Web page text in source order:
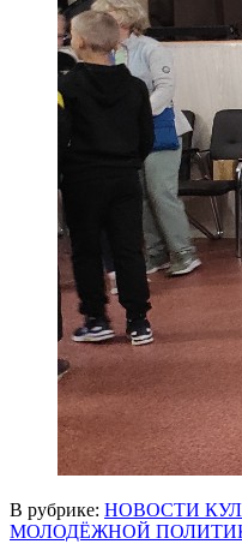
В рубрике: НОВОСТИ
МОЛОДЁЖНОЙ